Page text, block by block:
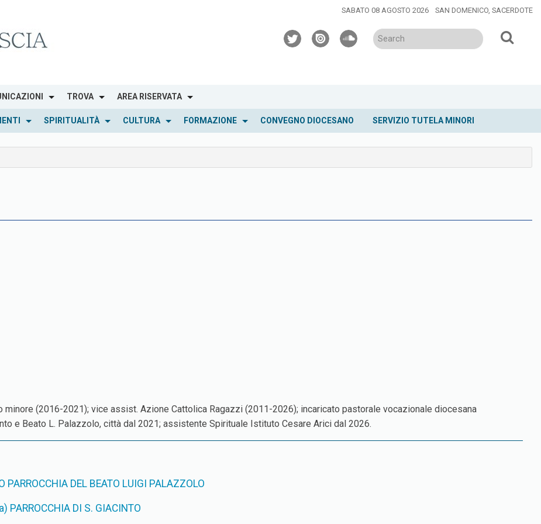
SABATO 08 AGOSTO 2026 SAN DOMENICO, SACERDOTE
twitterissuusoundcloud
TROVA AREA RISERVATA
SPIRITUALITÀ CULTURA FORMAZIONE CONVEGNO DIOCESANO SERVIZIO TUTELA MINORI
minore (2016-2021); vice assist. Azione Cattolica Ragazzi (2011-2026); incaricato pastorale vocazionale diocesana
e Beato L. Palazzolo, città dal 2021; assistente Spirituale Istituto Cesare Arici dal 2026.
PARROCCHIA DEL BEATO LUIGI PALAZZOLO
PARROCCHIA DI S. GIACINTO